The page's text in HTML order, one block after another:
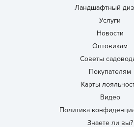
Ландшафтный
Услуги
Новости
Оптовикам
Советы
Покупателям
Карты
Видео
Политика
Знаете ли вы?